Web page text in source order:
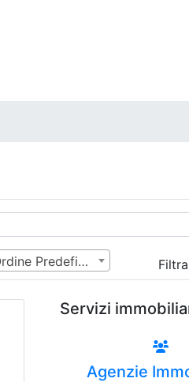
Ordine Predefinito
Servizi
Agenzie